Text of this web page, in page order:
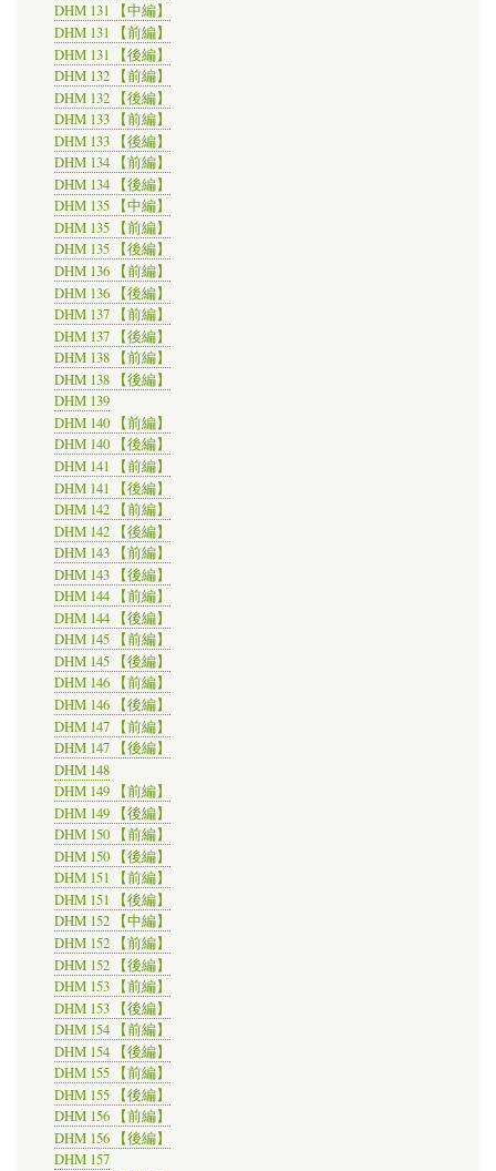
DHM 131 【中編】
DHM 131 【前編】
DHM 131 【後編】
DHM 132 【前編】
DHM 132 【後編】
DHM 133 【前編】
DHM 133 【後編】
DHM 134 【前編】
DHM 134 【後編】
DHM 135 【中編】
DHM 135 【前編】
DHM 135 【後編】
DHM 136 【前編】
DHM 136 【後編】
DHM 137 【前編】
DHM 137 【後編】
DHM 138 【前編】
DHM 138 【後編】
DHM 139
DHM 140 【前編】
DHM 140 【後編】
DHM 141 【前編】
DHM 141 【後編】
DHM 142 【前編】
DHM 142 【後編】
DHM 143 【前編】
DHM 143 【後編】
DHM 144 【前編】
DHM 144 【後編】
DHM 145 【前編】
DHM 145 【後編】
DHM 146 【前編】
DHM 146 【後編】
DHM 147 【前編】
DHM 147 【後編】
DHM 148
DHM 149 【前編】
DHM 149 【後編】
DHM 150 【前編】
DHM 150 【後編】
DHM 151 【前編】
DHM 151 【後編】
DHM 152 【中編】
DHM 152 【前編】
DHM 152 【後編】
DHM 153 【前編】
DHM 153 【後編】
DHM 154 【前編】
DHM 154 【後編】
DHM 155 【前編】
DHM 155 【後編】
DHM 156 【前編】
DHM 156 【後編】
DHM 157